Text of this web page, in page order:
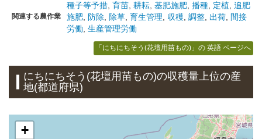
関連する農作業
種子等予措 育苗 耕耘 基肥施肥 播種 定植 追肥
施肥 防除 除草 育生管理 収穫 調整 出荷 間接
労働 生産管理労働
「にちにちそう(花壇用苗もの)」の 英語 ページへ
にちにちそう(花壇用苗もの)の収穫量上位の産
地(都道府県)
+